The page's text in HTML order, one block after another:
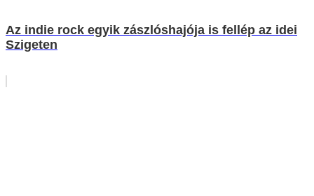
Az indie rock egyik zászlóshajója is fellép az idei
Szigeten